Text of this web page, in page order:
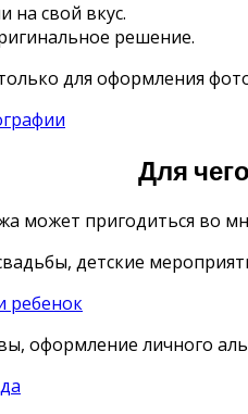
на свой вкус.
решение.
для оформления
Для
может пригодиться во
детские
оформление личного